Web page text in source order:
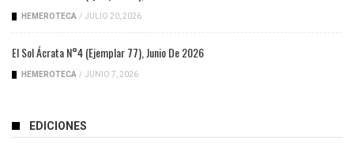
HEMEROTECA / JULIO 20, 2026
El Sol Ácrata N°4 (ejemplar 77), Junio De 2026
HEMEROTECA / JUNIO 7, 2026
EDICIONES